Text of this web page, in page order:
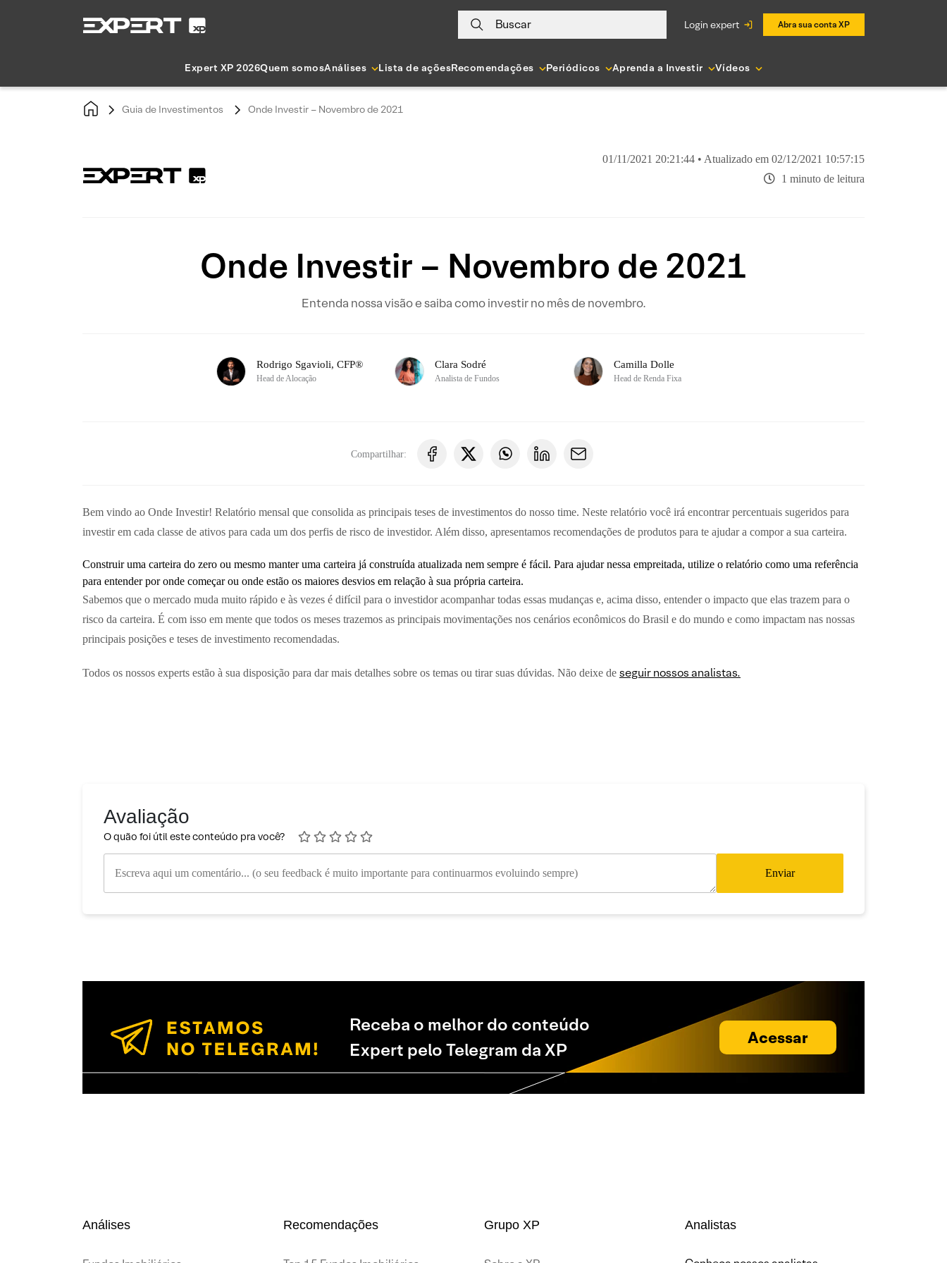
Buscar login expert Abra sua conta XP
Expert XP 2026Quem somosAnálises Lista de açõesRecomendações Periódicos Aprenda a Investir Vídeos
Guia de Investimentos Onde Investir – Novembro de 2021
01/11/2021 20:21:44 • Atualizado em 02/12/2021 10:57:15
1 minuto de leitura
Onde Investir – Novembro de 2021
Entenda nossa visão e saiba como investir no mês de novembro.
Rodrigo Sgavioli, CFP®
Head de Alocação
Clara Sodré
Analista de Fundos
Camilla Dolle
Head de Renda Fixa
Compartilhar:
Bem vindo ao Onde Investir! Relatório mensal que consolida as principais teses de investimentos do nosso time. Neste relatório você irá encontrar percentuais sugeridos para
investir em cada classe de ativos para cada um dos perfis de risco de investidor. Além disso, apresentamos recomendações de produtos para te ajudar a compor a sua carteira.
Construir uma carteira do zero ou mesmo manter uma carteira já construída atualizada nem sempre é fácil. Para ajudar nessa empreitada, utilize o relatório como uma referência
para entender por onde começar ou onde estão os maiores desvios em relação à sua própria carteira.
Sabemos que o mercado muda muito rápido e às vezes é difícil para o investidor acompanhar todas essas mudanças e, acima disso, entender o impacto que elas trazem para o
risco da carteira. É com isso em mente que todos os meses trazemos as principais movimentações nos cenários econômicos do Brasil e do mundo e como impactam nas nossas
principais posições e teses de investimento recomendadas.
Todos os nossos experts estão à sua disposição para dar mais detalhes sobre os temas ou tirar suas dúvidas. Não deixe de seguir nossos analistas.
Avaliação
O quão foi útil este conteúdo pra você?
Enviar
Receba o melhor do conteúdo
Expert pelo Telegram da XP
Acessar
Análises Recomendações Grupo XP Analistas